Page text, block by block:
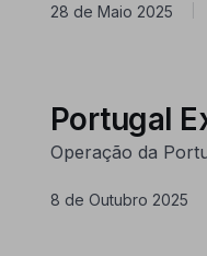
28 de Maio 2025
Portugal
Operação da
8 de Outubro 2025